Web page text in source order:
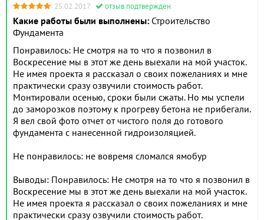
25.02.2017 отзыв подтвержден
Какие работы были выполнены: Строительство
Фундамента
Понравилось: Не смотря на то что я позвонил в
Воскресение мы в этот же день выехали на мой участок.
Не имея проекта я рассказал о своих пожеланиях и мне
практически сразу озвучили стоимость работ.
Монтировали осенью, сроки были сжаты. Но мы успели
до заморозков поэтому к прогреву бетона не прибегали.
Я вел свой фото отчет от чистого поля до готового
фундамента с нанесенной гидроизоляцией.
Не понравилось: не вовремя сломался ямобур
Выводы: Понравилось: Не смотря на то что я позвонил в
Воскресение мы в этот же день выехали на мой участок.
Не имея проекта я рассказал о своих пожеланиях и мне
практически сразу озвучили стоимость работ.